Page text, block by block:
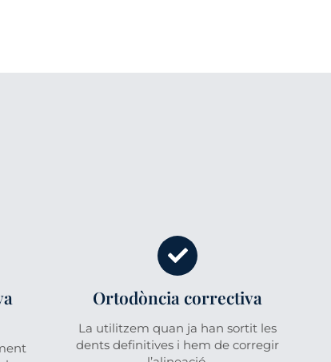
Ortodòncia correctiva
La utilitzem quan ja han sortit les
dents definitives i hem de corregir